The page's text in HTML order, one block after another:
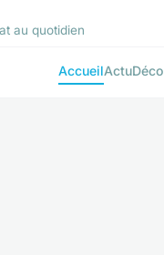
au quotidien
AccueilActuDéco